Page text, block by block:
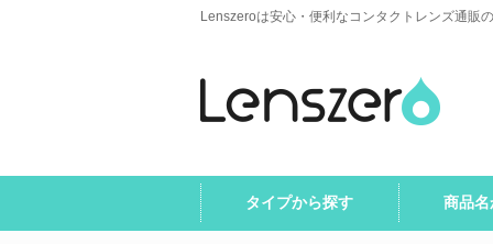
Lenszeroは安心・便利なコンタクトレンズ通販
タイプから探す 商品